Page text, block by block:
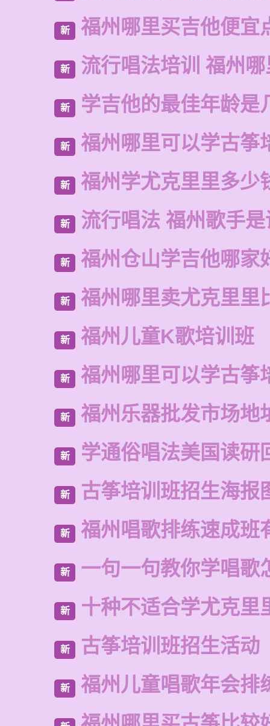
新 福州哪里买吉他便宜
新 流行唱法培训 福州
新 学吉他的最佳年龄是
新 福州哪里可以学古筝
新 福州学尤克里里多少
新 流行唱法 福州歌手
新 福州仓山学吉他哪家
新 福州哪里卖尤克里里
新 福州儿童K歌培训班
新 福州哪里可以学古筝
新 福州乐器批发市场地
新 学通俗唱法美国读研
新 古筝培训班招生海报
新 福州唱歌排练速成班
新 一句一句教你学唱歌
新 十种不适合学尤克里
新 古筝培训班招生活动
新 福州儿童唱歌年会排